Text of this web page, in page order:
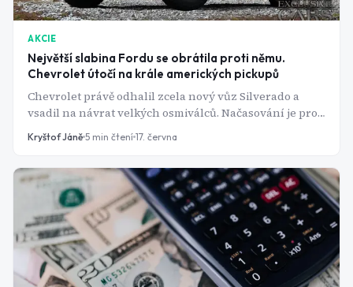
AKCIE
Největší slabina Fordu se obrátila proti němu.
Chevrolet útočí na krále amerických pickupů
Chevrolet právě odhalil zcela nový vůz Silverado a
vsadil na návrat velkých osmiválců. Načasování je pro
Ford opravdu špatné. Rival nedokáže udržet svůj
kultovní F-150 na skladě. A vinu nese paradoxně to, co z
respektovanou značkou?
Kryštof Jáně 5 min čtení 17. června